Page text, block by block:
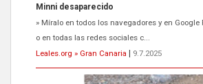
Siami Perdida
Se llama Siami,es hembra de 4
oreja,cariñosa,mimosa pero miedosa,e...
Leales.org » Gran Canaria
9.7.2025